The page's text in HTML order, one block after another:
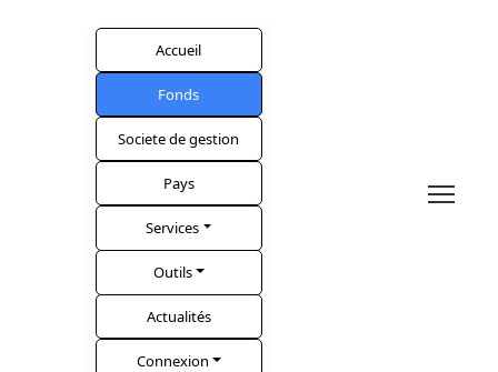
Accueil
Fonds
Societe de gestion
Pays
Services
Outils
Actualités
Connexion